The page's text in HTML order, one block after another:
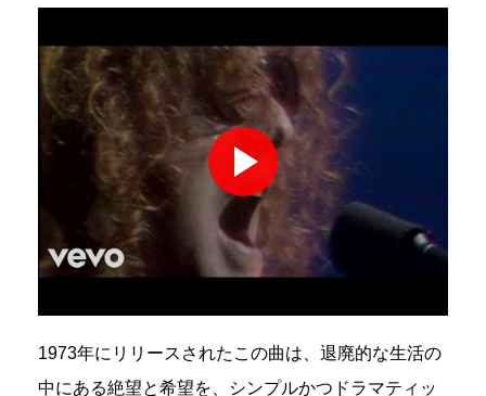
1973年にリリースされたこの曲は、退廃的な生活の
中にある絶望と希望を、シンプルかつドラマティッ